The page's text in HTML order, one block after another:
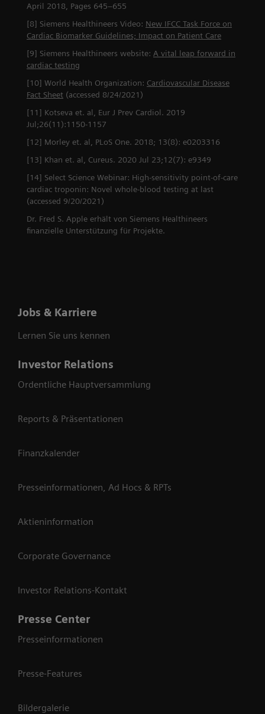
April 2018, Pages 645–655
[8] Siemens Healthineers Video: New IFCC Task Force on
Cardiac Biomarker Guidelines; Impact on Patient Care
[9] Siemens Healthineers website: A vital leap forward in
cardiac testing
[10] World Health Organization: Cardiovascular Disease
Fact Sheet (accessed 8/24/2021)
[11] Kotseva et. al, Eur J Prev Cardiol. 2019
Jul;26(11):1150-1157
[12] Morley et. al, PLoS One. 2018; 13(8): e0203316
[13] Khan et. al, Cureus. 2020 Jul 23;12(7): e9349
[14] Select Science Webinar: High-sensitivity point-of-care
cardiac troponin: Novel whole-blood testing at last
(accessed 9/20/2021)
Dr. Fred S. Apple erhält von Siemens Healthineers
finanzielle Unterstützung für Projekte.
Jobs & Karriere
Lernen Sie uns kennen
Investor Relations
Ordentliche Hauptversammlung
Reports & Präsentationen
Finanzkalender
Presseinformationen, Ad Hocs & RPTs
Aktieninformation
Corporate Governance
Investor Relations-Kontakt
Presse Center
Presseinformationen
Presse-Features
Bildergalerie